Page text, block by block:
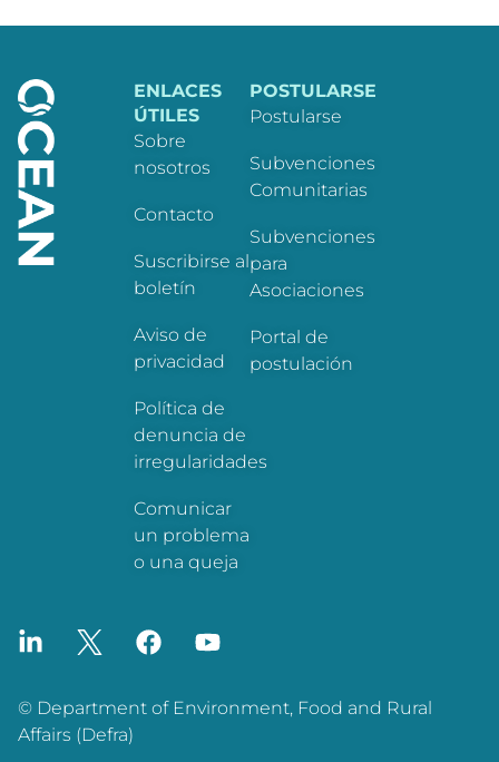
ENLACES
ÚTILES
Sobre
nosotros
Contacto
Suscribirse al
boletín
Aviso de
privacidad
Política de
denuncia de
irregularidades
Comunicar
un problema
o una queja
POSTULARSE
Postularse
Subvenciones
Comunitarias
Subvenciones
para
Asociaciones
Portal de
postulación
© Department of Environment, Food and Rural
Affairs (Defra)